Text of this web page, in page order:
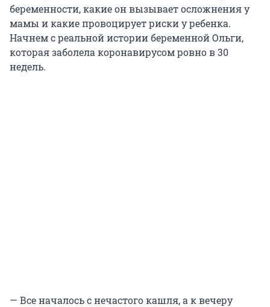
беременности, какие он вызывает осложнения у
мамы и какие провоцирует риски у ребенка.
Начнем с реальной истории беременной Ольги,
которая заболела коронавирусом ровно в 30
недель.
— Все началось с нечастого кашля, а к вечеру